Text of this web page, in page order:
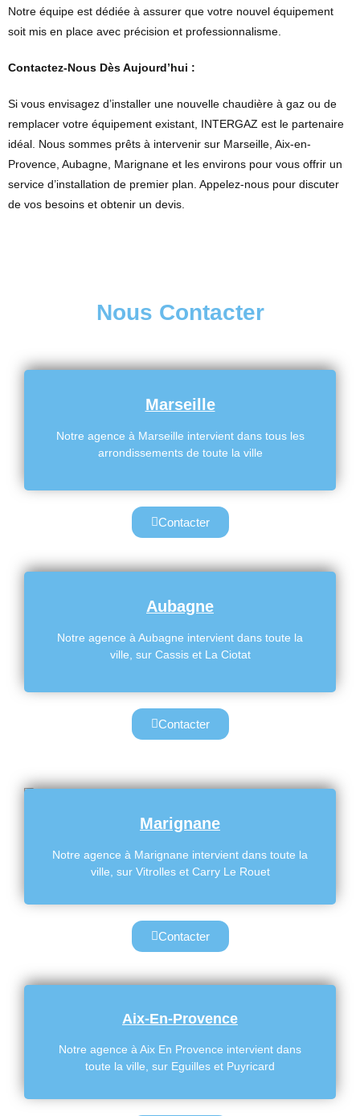
Notre équipe est dédiée à assurer que votre nouvel équipement
soit mis en place avec précision et professionnalisme.
Contactez-Nous Dès Aujourd’hui :
Si vous envisagez d’installer une nouvelle chaudière à gaz ou de
remplacer votre équipement existant, INTERGAZ est le partenaire
idéal. Nous sommes prêts à intervenir sur Marseille, Aix-en-
Provence, Aubagne, Marignane et les environs pour vous offrir un
service d’installation de premier plan. Appelez-nous pour discuter
de vos besoins et obtenir un devis.
Nous Contacter
Marseille
Notre agence à Marseille intervient dans tous les
arrondissements de toute la ville
Contacter
Aubagne
Notre agence à Aubagne intervient dans toute la
ville, sur Cassis et La Ciotat
Contacter
Marignane
Notre agence à Marignane intervient dans toute la
ville, sur Vitrolles et Carry Le Rouet
Contacter
Aix-En-Provence
Notre agence à Aix En Provence intervient dans
toute la ville, sur Eguilles et Puyricard